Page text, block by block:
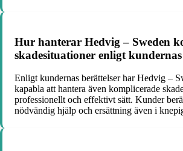
Hur hanterar Hedvig – Sweden
skadesituationer enligt
Enligt kundernas berättelser har Hedvig –
kapabla att hantera även komplicerade
professionellt och effektivt sätt. Kunder
nödvändig hjälp och ersättning även i